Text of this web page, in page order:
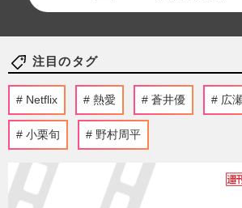
注目のタグ
Netflix 熱愛 蒼井優 広
小栗旬 野村周平